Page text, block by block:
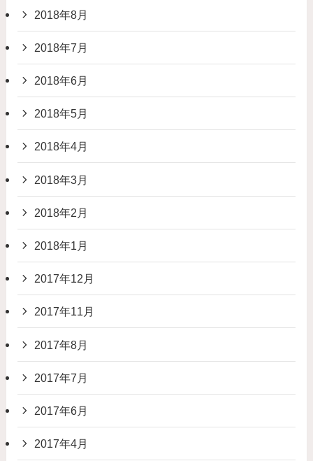
2018年8月
2018年7月
2018年6月
2018年5月
2018年4月
2018年3月
2018年2月
2018年1月
2017年12月
2017年11月
2017年8月
2017年7月
2017年6月
2017年4月